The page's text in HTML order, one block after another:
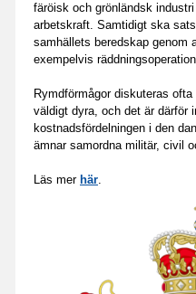
färöisk och grönländsk
arbetskraft. Samtidigt ska
samhällets beredskap genom
exempelvis
Rymdförmågor diskuteras
väldigt dyra, och det är därför
kostnadsfördelningen i den
ämnar samordna militär, civil
Läs mer här.